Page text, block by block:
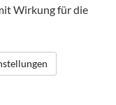
einem
Wirkung für die